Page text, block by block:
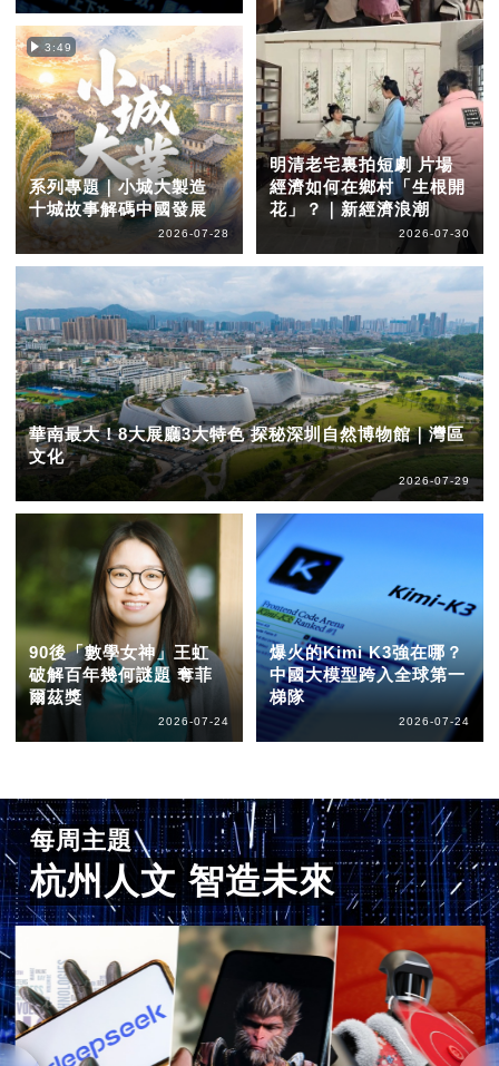
3:49
系列專題｜小城大製造
十城故事解碼中國發展
2026-07-28
明清老宅裏拍短劇 片場
經濟如何在鄉村「生根開
花」？｜新經濟浪潮
2026-07-30
華南最大！8大展廳3大特色 探秘深圳自然博物館｜灣區
文化
2026-07-29
90後「數學女神」王虹
破解百年幾何謎題 奪菲
爾茲獎
2026-07-24
爆火的Kimi K3強在哪？
中國大模型跨入全球第一
梯隊
2026-07-24
每周主題
杭州人文 智造未來